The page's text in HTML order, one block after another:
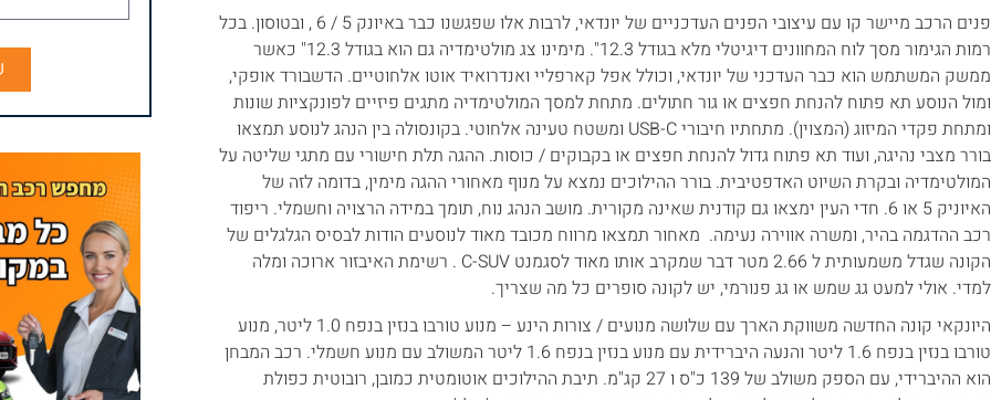
פנים הרכב מיישר קו עם עיצובי הפנים העדכניים של יונדאי, לרבות אלו שפגשנו כבר באיונק 5 / 6 , ובטוסון. בכל
רמות הגימור מסך לוח המחוונים דיגיטלי מלא בגודל 12.3". מימינו צג מולטימדיה גם הוא בגודל 12.3" כאשר
ממשק המשתמש הוא כבר העדכני של יונדאי, וכולל אפל קארפליי ואנדרואיד אוטו אלחוטיים. הדשבורד אופקי,
ומול הנוסע תא פתוח להנחת חפצים או גור חתולים. מתחת למסך המולטימדיה מתגים פיזיים לפונקציות שונות
ומתחת פקדי המיזוג (המצוין). מתחתיו חיבורי USB-C ומשטח טעינה אלחוטי. בקונסולה בין הנהג לנוסע תמצאו
בורר מצבי נהיגה, ועוד תא פתוח גדול להנחת חפצים או בקבוקים / כוסות. ההגה תלת חישורי עם מתגי שליטה על
המולטימדיה ובקרת השיוט האדפטיבית. בורר ההילוכים נמצא על מנוף מאחורי ההגה מימין, בדומה לזה של
האיוניק 5 או 6. חדי העין ימצאו גם קודנית שאינה מקורית. מושב הנהג נוח, תומך במידה הרצויה וחשמלי. ריפוד
רכב ההדגמה בהיר, ומשרה אווירה נעימה. מאחור תמצאו מרווח מכובד מאוד לנוסעים הודות לבסיס הגלגלים של
הקונה שגדל משמעותית ל 2.66 מטר דבר שמקרב אותו מאוד לסגמנט C-SUV . רשימת האיבזור ארוכה ומלה
למדי. אולי למעט גג שמש או גג פנורמי, יש לקונה סופרים כל מה שצריך.
היונקאי קונה החדשה משווקת הארך עם שלושה מנועים / צורות הינע – מנוע טורבו בנזין בנפח 1.0 ליטר, מנוע
טורבו בנזין בנפח 1.6 ליטר והנעה היברידית עם מנוע בנזין בנפח 1.6 ליטר המשולב עם מנוע חשמלי. רכב המבחן
הוא ההיברידי, עם הספק משולב של 139 כ"ס ו 27 קג"מ. תיבת ההילוכים אוטומטית כמובן, רובוטית כפולת